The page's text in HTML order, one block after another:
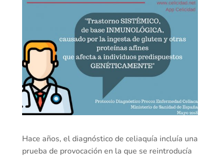
Hace años, el diagnóstico de celiaquía incluía una
prueba de provocación en la que se reintroducía